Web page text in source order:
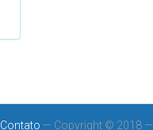
Contato — Copyright © 2018 —